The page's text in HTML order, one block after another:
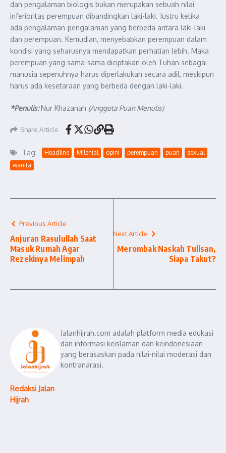
dan pengalaman biologis bukan merupakan sebuah nilai
inferioritas perempuan dibandingkan laki-laki. Justru ketika
ada pengalaman-pengalaman yang berbeda antara laki-laki
dan perempuan. Kemudian, menyebabkan perempuan dalam
kondisi yang seharusnya mendapatkan perhatian lebih. Maka
perempuan yang sama-sama diciptakan oleh Tuhan sebagai
manusia sepenuhnya harus diperlakukan secara adil, meskipun
harus ada kesetaraan yang berbeda dengan laki-laki.
*Penulis:Nur Khazanah (Anggota Puan Menulis)
Share Article
Tag: Headline Milenial opini perempuan puan
sexual
wanita
Previous Article
Anjuran Rasulullah Saat
Masuk Rumah Agar
Rezekinya Melimpah
Next Article
Merombak Naskah Tulisan,
Siapa Takut?
Redaksi Jalan
Hijrah
Jalanhijrah.com adalah platform media edukasi
dan informasi keislaman dan keindonesiaan
yang berasaskan pada nilai-nilai moderasi dan
kontranarasi.